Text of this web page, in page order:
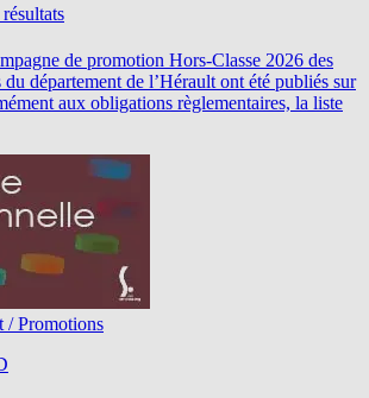
de promotion Hors-Classe 2026 des
du département de l’Hérault ont été publiés sur
aux obligations règlementaires, la liste
/ Promotions